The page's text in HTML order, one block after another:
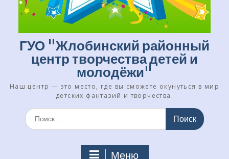
ГУО "Жлобинский районный
центр творчества детей и
молодёжи"
Наш центр — это место, где вы сможете окунуться в мир
детских фантазий и творчества.
Искать:
Меню